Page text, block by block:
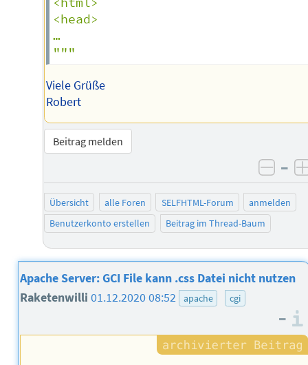
<head>
…
"""
Viele Grüße
Robert
Beitrag melden
–
Übersicht alle Foren SELFHTML-Forum
anmelden
Benutzerkonto erstellen
Beitrag im Thread-Baum
Apache Server: GCI File kann .css Datei nicht nutzen
Raketenwilli01.12.2020 08:52 apache cgi
–